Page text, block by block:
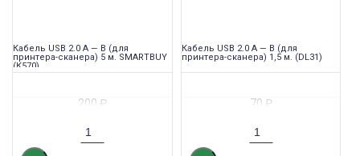
Кабель USB 2.0 A — B (для
принтера-сканера) 5 м. SMARTBUY
(К570)
200 ₽
Кабель USB 2.0 A — B (для
принтера-сканера) 1,5 м. (DL31)
70 ₽